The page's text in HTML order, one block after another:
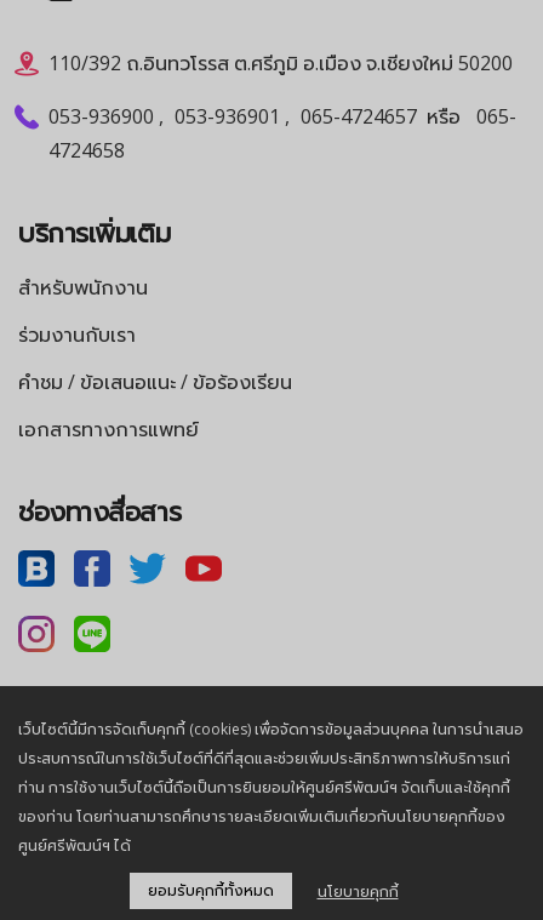
110/392 ถ.อินทวโรรส ต.ศรีภูมิ อ.เมือง จ.เชียงใหม่ 50200
053-936900 , 053-936901 , 065-4724657 หรือ
065-
4724658
บริการเพิ่มเติม
สำหรับพนักงาน
ร่วมงานกับเรา
คำชม / ข้อเสนอแนะ / ข้อร้องเรียน
เอกสารทางการแพทย์
ช่องทางสื่อสาร
นโยบายความเป็นส่วนตัว |นโยบายคุกกี้
© 2026, Sriphat Medical Center. All Rights Reserved.
เว็บไซต์นี้มีการจัดเก็บคุกกี้ (cookies) เพื่อจัดการข้อมูลส่วนบุคคล ในการนำเสนอ
ประสบการณ์ในการใช้เว็บไซต์ที่ดีที่สุดและช่วยเพิ่มประสิทธิภาพการให้บริการแก่
ท่าน การใช้งานเว็บไซต์นี้ถือเป็นการยินยอมให้ศูนย์ศรีพัฒน์ฯ จัดเก็บและใช้คุกกี้
ของท่าน โดยท่านสามารถศึกษารายละเอียดเพิ่มเติมเกี่ยวกับนโยบายคุกกี้ของ
ศูนย์ศรีพัฒน์ฯ ได้
ยอมรับคุกกี้ทั้งหมด นโยบายคุกกี้